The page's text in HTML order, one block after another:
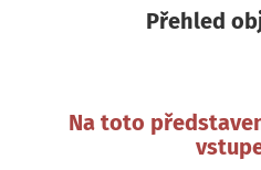
Přehled
Na toto